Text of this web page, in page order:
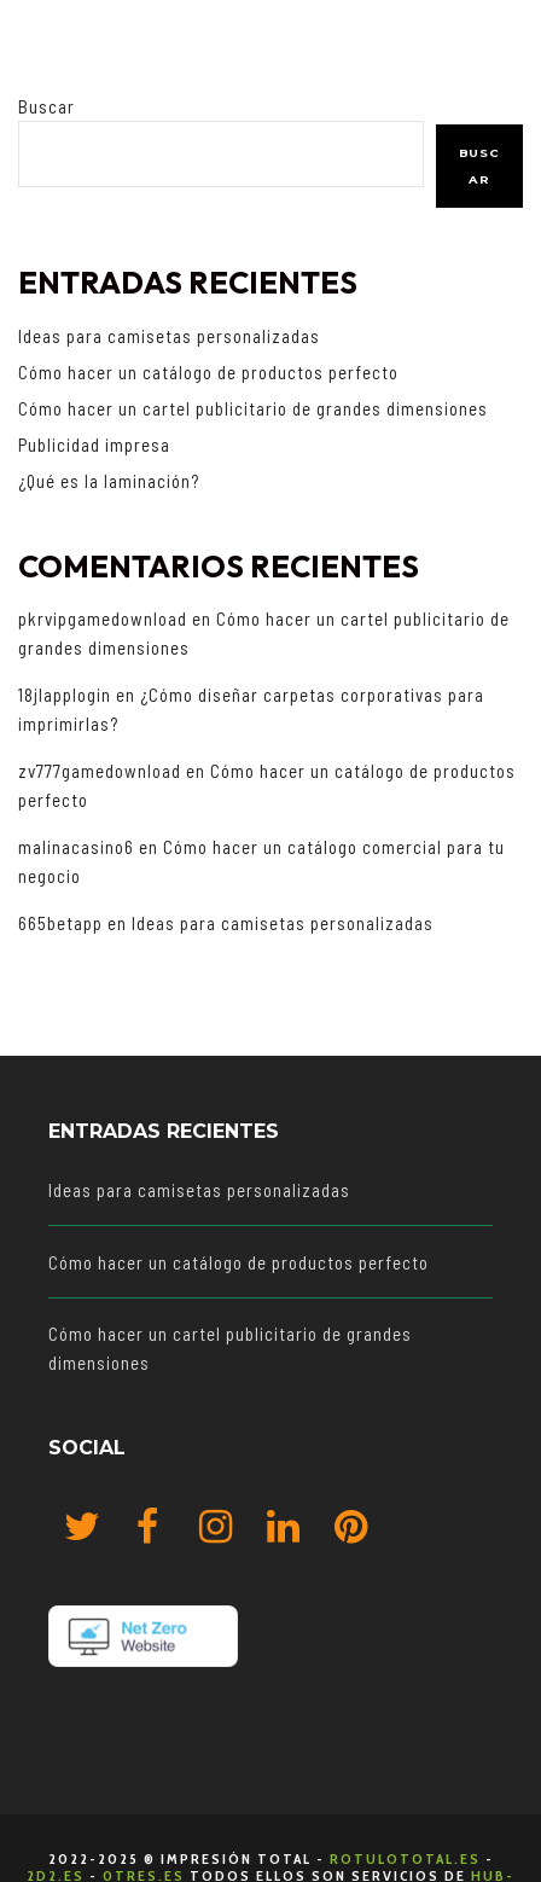
Buscar
BUSC
AR
ENTRADAS RECIENTES
Ideas para camisetas personalizadas
Cómo hacer un catálogo de productos perfecto
Cómo hacer un cartel publicitario de grandes dimensiones
Publicidad impresa
¿Qué es la laminación?
COMENTARIOS RECIENTES
pkrvipgamedownload en Cómo hacer un cartel publicitario de
grandes dimensiones
18jlapplogin en ¿Cómo diseñar carpetas corporativas para
imprimirlas?
zv777gamedownload en Cómo hacer un catálogo de productos
perfecto
malinacasino6 en Cómo hacer un catálogo comercial para tu
negocio
665betapp en Ideas para camisetas personalizadas
ENTRADAS RECIENTES
Ideas para camisetas personalizadas
Cómo hacer un catálogo de productos perfecto
Cómo hacer un cartel publicitario de grandes
dimensiones
SOCIAL
2022-2025 ® IMPRESIÓN TOTAL - ROTULOTOTAL.ES -
2D2.ES - 0TRES.ES TODOS ELLOS SON SERVICIOS DE HUB-